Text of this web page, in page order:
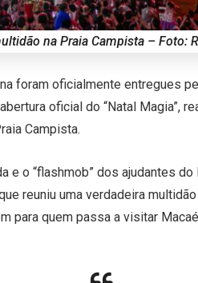
na Praia Campista – Foto:
foram oficialmente entregues
oficial do “Natal Magia”,
Campista.
e o “flashmob” dos ajudantes
reuniu uma verdadeira
para quem passa a visitar